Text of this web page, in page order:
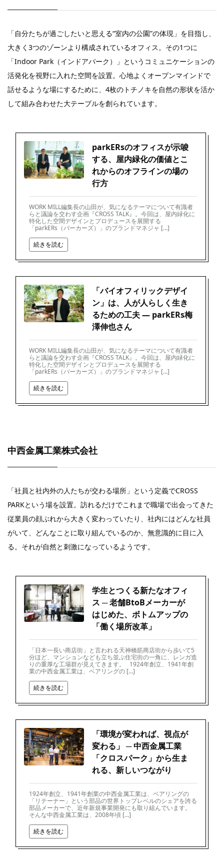
「自分たちが過ごしたいと思える“室内の公園”の体現」を目指し、
大きく3つのゾーンより構成されているオフィス。その1つに
「Indoor Park（インドアパーク）」というコミュニケーションの
活発化を視野に入れた空間を設置。心地よくオープンマインドで
話せるような場にするために、4枚のトチノキを自然の形状を活か
して組み合わせた大テーブルを創られています。
parkERsのオフィスが示唆
する、屋内緑化の価値とこ
れからのオフラインの場の
行方
WORK MILL編集長の山田が、気になるテーマについて有識者
らと議論を交わす企画『CROSS TALK』。今回は、屋内緑化に
特化した空間デザインとプロデュースを展開する
「parkERs（パーカーズ）」のブランドマネジャ […]
続きを読む
「バイオフィリックデザイ
ン」は、人が人らしく生き
るための工夫 ― parkERs梅
澤伸也さん
WORK MILL編集長の山田が、気になるテーマについて有識者
らと議論を交わす企画『CROSS TALK』。今回は、屋内緑化に
特化した空間デザインとプロデュースを展開する
「parkERs（パーカーズ）」のブランドマネジャ […]
続きを読む
中西金属工業株式会社
「社員と社内外の人たちが交わる場所」という定義でCROSS
PARKという場を設置。訪れるだけでこれまで職場で出会ってきた
従業員の顔ぶれから大きく変わっていたり、社内にはどんな社員
がいて、どんなことに取り組んでいるのか、無意識的に目に入
る。それが自然と刺激になっているようです。
学生とつくる新たなオフィ
ス ─ 老舗BtoBメーカーが
はじめた、ボトムアップの
「働く場所改革」
「日本一長い商店街」と言われる天神橋筋商店街から歩いて5
分ほど、マンションなども立ち並ぶ住宅街の一角に、レンガ造
りの重厚な工場群が見えてきます。 1924年創立、1941年創
業の中西金属工業は、ベアリングの […]
続きを読む
「環境が変われば、視点が
変わる」 ─ 中西金属工業
「クロスパーク」から生ま
れる、新しいつながり
1924年創立、1941年創業の中西金属工業は、ベアリングの
「リテーナー」という部品の世界トップレベルのシェアを誇る
部品メーカーで、近年新規事業開発にも取り組んでいます。
そんな中西金属工業は、2008年頃 […]
続きを読む